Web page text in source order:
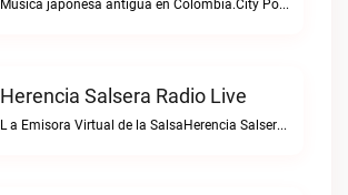
Música japonesa antigua en Colombia.City Pop Radio Colombia live
Herencia Salsera Radio Live
L a Emisora Virtual de la SalsaHerencia Salsera Radio live